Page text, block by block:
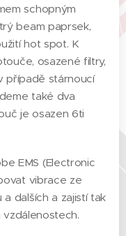
schopným
beam paprsek,
hot spot. K
osazené filtry,
případě stárnoucí
také dva
je osazen 6ti
EMS (Electronic
vibrace ze
dalších a zajistí tak